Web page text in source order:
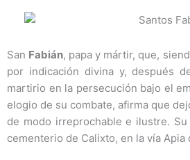
San Fabián, papa y mártir, que,
por indicación divina y, después
martirio en la persecución bajo el
elogio de su combate, afirma que
de modo irreprochable e ilustre.
cementerio de Calixto, en la vía Apia